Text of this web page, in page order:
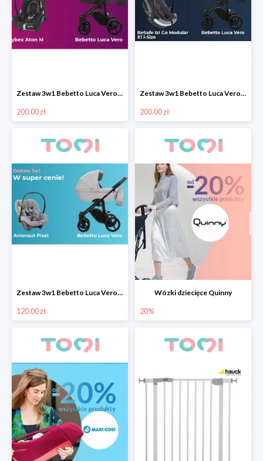
Zestaw 3w1 Bebetto Luca Vero z fotelikiem samochodowym Cybex Aton M taniej o 200 pln
200.00 zł
Zestaw 3w1 Bebetto Luca Vero z fotelikiem BeSafe izi Go Modular X1 i-Size taniej o 200 pln
200.00 zł
Zestaw 3w1 Bebetto Luca Vero z fotelikiem samochodowym Avionaut Pixel taniej o 130 pln
120.00 zł
Wózki dziecięce Quinny
20%